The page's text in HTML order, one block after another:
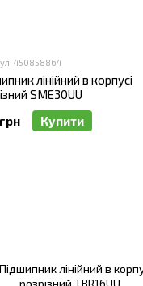
450858864
лінійний в корпусі
SME30UU
Купити